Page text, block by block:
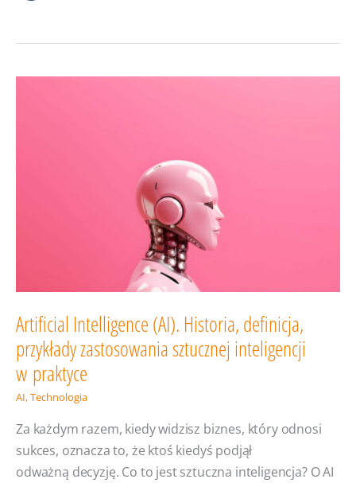
naszych
Artificial Intelligence (AI). Historia, definicja,
przykłady zastosowania sztucznej inteligencji
w praktyce
AI,Technologia
Za każdym razem, kiedy widzisz biznes, który odnosi
sukces, oznacza to, że ktoś kiedyś podjął
odważną decyzję. Co to jest sztuczna inteligencja? O AI